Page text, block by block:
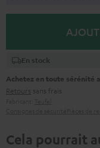
En stock
Achetez en toute sérénité
Retours sans frais
Cela pourrait